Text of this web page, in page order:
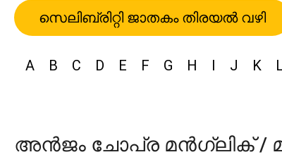
സെലിബ്രിറ്റി ജാതകം തിരയൽ വഴി
A B C D E F G H I J K
അൻജം ചോപ്ര മൻഗ്ലിക് /